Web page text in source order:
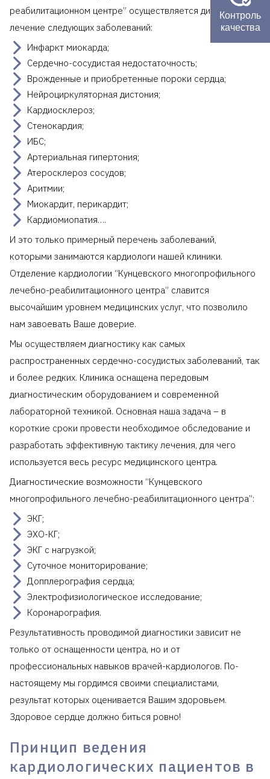
реабилитационном центре” осуществляется диагностика и
лечение следующих заболеваний:
Инфаркт миокарда;
Сердечно-сосудистая недостаточность;
Врожденные и приобретенные пороки сердца;
Нейроциркуляторная дистония;
Кардиосклероз;
Стенокардия;
ИБС;
Артериальная гипертония;
Атеросклероз сосудов;
Аритмии;
Миокардит, перикардит;
Кардиомиопатия….
И это только примерный перечень заболеваний,
которыми занимаются кардиологи нашей клиники.
Отделение кардиологии “Кунцевского многопрофильного
лечебно-реабилитационного центра” славится
высочайшим уровнем медицинских услуг, что позволило
нам завоевать Ваше доверие.
Мы осуществляем диагностику как самых
распространенных сердечно-сосудистых заболеваний, так
и более редких. Клиника оснащена передовым
диагностическим оборудованием и современной
лабораторной техникой. Основная наша задача – в
короткие сроки провести необходимое обследование и
разработать эффективную тактику лечения, для чего
используется весь ресурс медицинского центра.
Диагностические возможности “Кунцевского
многопрофильного лечебно-реабилитационного центра”:
ЭКГ;
ЭХО-КГ;
ЭКГ с нагрузкой;
Суточное мониторирование;
Допплерография сердца;
Электрофизиологическое исследование;
Коронарография.
Результативность проводимой диагностики зависит не
только от оснащенности центра, но и от
профессиональных навыков врачей-кардиологов. По-
настоящему мы гордимся своими специалистами,
результат которых оценивается Вашим здоровьем.
Здоровое сердце должно биться ровно!
Принцип ведения
кардиологических пациентов в
Контроль
качества